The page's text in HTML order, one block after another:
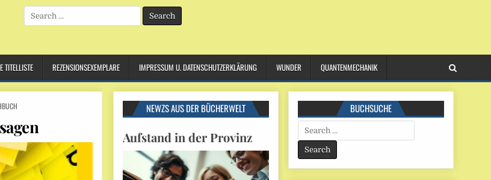
Search
for:
TITELLISTE REZENSIONSEXEMPLARE IMPRESSUM U. DATENSCHUTZERKLÄRUNG WUNDER QUANTENMECHANIK
NEWZS AUS DER BÜCHERWELT
Aufstand in der Provinz
BUCHSUCHE
Search
for: